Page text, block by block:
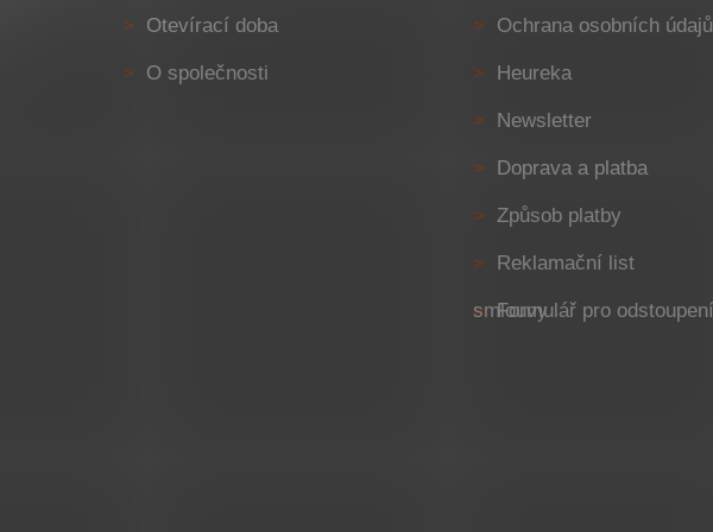
Otevírací doba
O společnosti
Ochrana osobních údajů
Heureka
Newsletter
Doprava a platba
Způsob platby
Reklamační list
Formulář pro odstoupení od smlouvy